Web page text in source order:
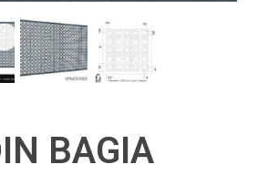
BAGIA